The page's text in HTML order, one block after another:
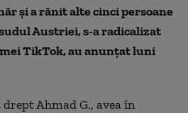
şi a rănit alte cinci persoane
Austriei, s-a radicalizat
TikTok, au anunţat luni
Ahmad G., avea în